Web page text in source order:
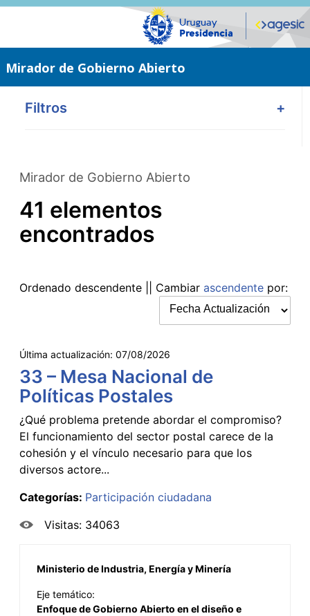
Saltar
Mirador de Gobierno Abierto
Filtros +
Mirador de Gobierno Abierto
41 elementos
encontrados
Ordenado descendente || Cambiar ascendente por:
Última actualización: 07/08/2026
33 – Mesa Nacional de
Políticas Postales
¿Qué problema pretende abordar el compromiso?
El funcionamiento del sector postal carece de la
cohesión y el vínculo necesario para que los
diversos actore...
Categorías: Participación ciudadana
Visitas: 34063
Ministerio de Industria, Energía y Minería
Eje temático:
Enfoque de Gobierno Abierto en el diseño e